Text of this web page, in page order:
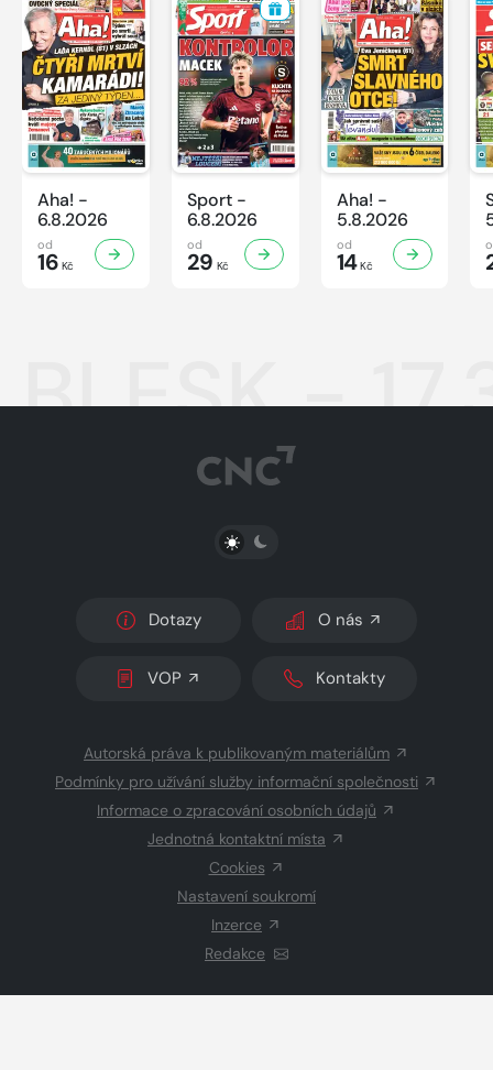
Aha! -
6.8.2026
od
16 Kč
Sport -
6.8.2026
od
29 Kč
Aha! -
5.8.2026
od
14Kč
BLESK -
PŘEPNOUT SVĚTLÝ/TMAVÝ REŽIM
Dotazy O nás
VOP Kontakty
Autorská práva k publikovaným materiálům
Podmínky pro užívání služby informační společnosti
Informace o zpracování osobních údajů
Jednotná kontaktní místa
Cookies
Nastavení soukromí
Inzerce
Redakce